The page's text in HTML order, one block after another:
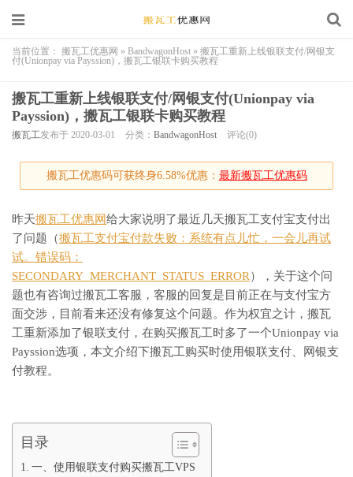
当前位置： 搬瓦工优惠网 » BandwagonHost » 搬瓦工重新上线银联支付/网银支
付(Unionpay via Payssion)，搬瓦工银联卡购买教程
搬瓦工重新上线银联支付/网银支付(Unionpay via
Payssion)，搬瓦工银联卡购买教程
搬瓦工发布于 2020-03-01 分类： BandwagonHost 评论(0)
搬瓦工优惠码可获终身6.58%优惠： 最新搬瓦工优惠码
昨天搬瓦工优惠网给大家说明了最近几天搬瓦工支付宝支付出
了问题（搬瓦工支付宝付款失败：系统有点儿忙，一会儿再试
试。错误码：
SECONDARY_MERCHANT_STATUS_ERROR），关于这个问
题也有咨询过搬瓦工客服，客服的回复是目前正在与支付宝方
面交涉，目前看来还没有修复这个问题。作为权宜之计，搬瓦
工重新添加了银联支付，在购买搬瓦工时多了一个Unionpay via
Payssion选项，本文介绍下搬瓦工购买时使用银联支付、网银支
付教程。
目录
一、使用银联支付购买搬瓦工VPS